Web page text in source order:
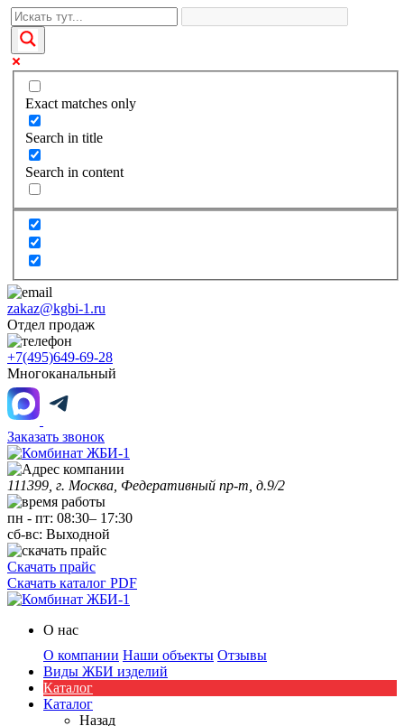
Exact matches only
Search in title
Search in content
zakaz@kgbi-1.ru
Отдел продаж
+7(495)649-69-28
Многоканальный
Заказать звонок
111399, г. Москва, Федеративный пр-т, д.9/2
пн - пт: 08:30– 17:30
сб-вс: Выходной
Скачать прайс
Скачать каталог PDF
О нас
О компании Наши объекты Отзывы
Виды ЖБИ изделий
Каталог
Каталог
Назад